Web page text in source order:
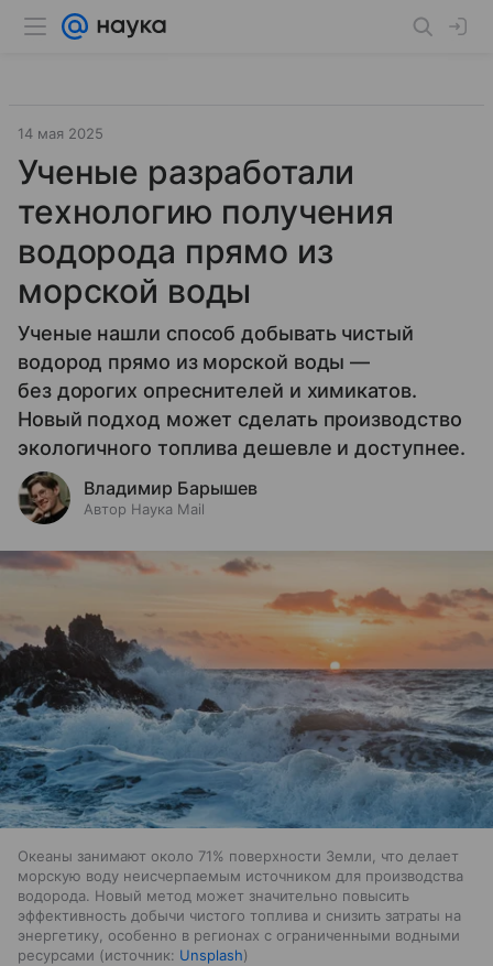
14 мая 2025
Ученые разработали
технологию получения
водорода прямо из
морской воды
Ученые нашли способ добывать чистый
водород прямо из морской воды —
без дорогих опреснителей и химикатов.
Новый подход может сделать производство
экологичного топлива дешевле и доступнее.
Владимир Барышев
Автор Наука Mail
Океаны занимают около 71% поверхности Земли, что делает
морскую воду неисчерпаемым источником для производства
водорода. Новый метод может значительно повысить
эффективность добычи чистого топлива и снизить затраты на
энергетику, особенно в регионах с ограниченными водными
ресурсами
источник: Unsplash